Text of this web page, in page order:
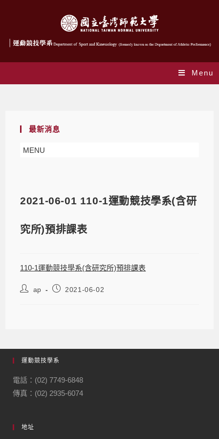
Menu
最新消息
MENU
2021-06-01 110-1運動競技學系(含研
究所)預排課表
110-1運動競技學系(含研究所)預排課表
ap 2021-06-02
運動競技學系
電話：(02) 7749-6848
傳真：(02) 2935-6074
地址